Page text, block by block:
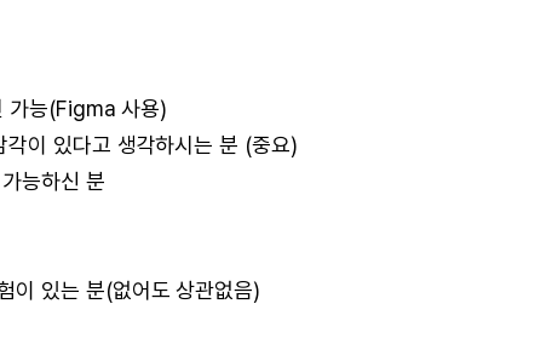
가능(Figma 사용)
이 있다고 생각하시는 분 (중요)
능하신 분
이 있는 분(없어도 상관없음)